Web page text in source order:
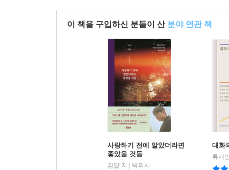
이 책을 구입하신 분들이 산 분야 연관 책
사랑하기 전에 알았더라면
좋았을 것들
김달 저 | 빅피시
대화
류재